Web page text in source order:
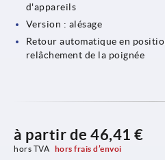
d'appareils
Version : alésage
Retour automatique en
relâchement de la poignée
à partir de 46,41 €
hors TVA hors frais d’envoi